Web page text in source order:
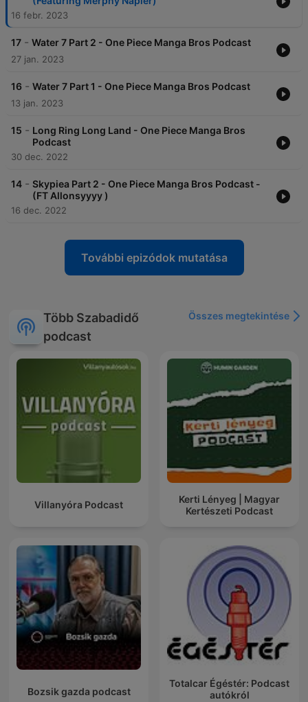
16 febr. 2023
17 - Water 7 Part 2 - One Piece Manga Bros Podcast
27 jan. 2023
16 - Water 7 Part 1 - One Piece Manga Bros Podcast
13 jan. 2023
15 - Long Ring Long Land - One Piece Manga Bros
Podcast
30 dec. 2022
14 - Skypiea Part 2 - One Piece Manga Bros Podcast -
(FT Allonsyyyy )
16 dec. 2022
További epizódok mutatása
Több Szabadidő
podcast
Összes megtekintése
Villanyóra Podcast
Kerti Lényeg | Magyar
Kertészeti Podcast
Bozsik gazda podcast
Totalcar Égéstér: Podcast
autókról